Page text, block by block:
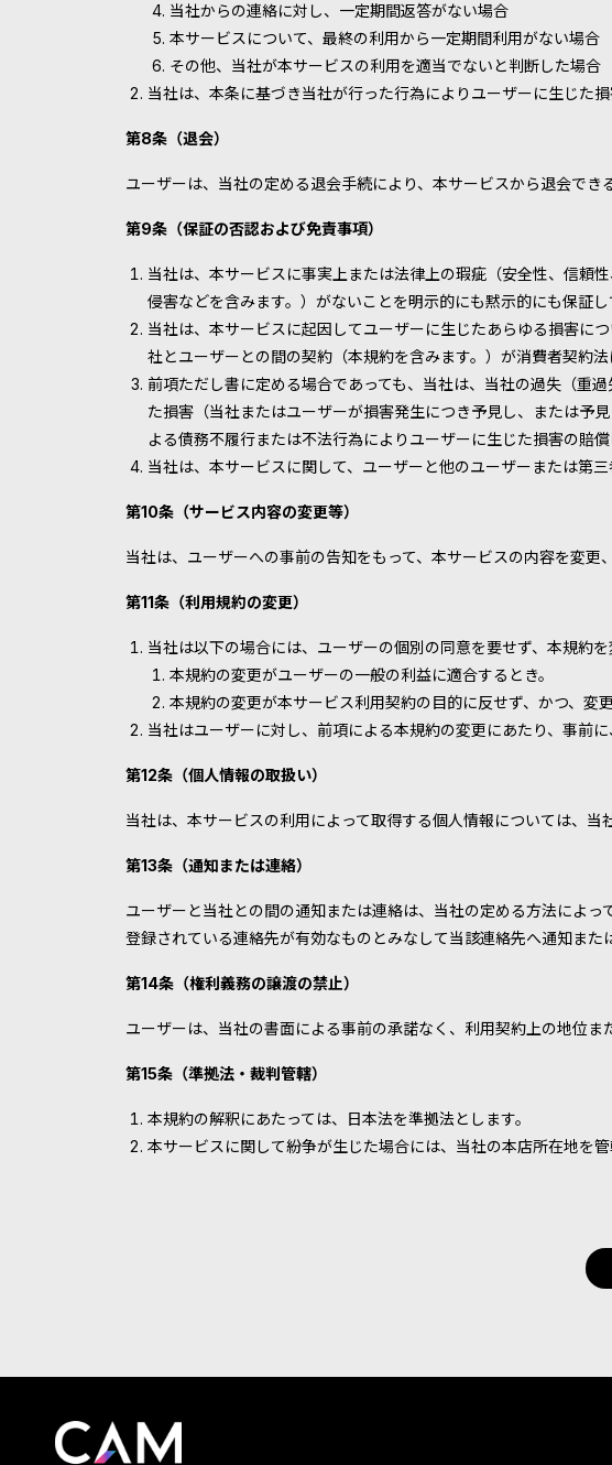
当社からの連絡に対し、一定期間返答がない場合
本サービスについて、最終の利用から一定期間利用がない場合
その他、当社が本サービスの利用を適当でないと判断した場合
当社は、本条に基づき当社が行った行為によりユーザーに生じた
第8条（退会）
ユーザーは、当社の定める退会手続により、本サービスから退会でき
第9条（保証の否認および免責事項）
当社は、本サービスに事実上または法律上の瑕疵（安全性、信頼
侵害などを含みます。）がないことを明示的にも黙示的にも保証し
当社は、本サービスに起因してユーザーに生じたあらゆる損害に
社とユーザーとの間の契約（本規約を含みます。）が消費者契約
前項ただし書に定める場合であっても、当社は、当社の過失（重
た損害（当社またはユーザーが損害発生につき予見し、または予
よる債務不履行または不法行為によりユーザーに生じた損害の賠
当社は、本サービスに関して、ユーザーと他のユーザーまたは第
第10条（サービス内容の変更等）
当社は、ユーザーへの事前の告知をもって、本サービスの内容を変更
第11条（利用規約の変更）
当社は以下の場合には、ユーザーの個別の同意を要せず、本規約を
本規約の変更がユーザーの一般の利益に適合するとき。
本規約の変更が本サービス利用契約の目的に反せず、かつ、変
当社はユーザーに対し、前項による本規約の変更にあたり、事前
第12条（個人情報の取扱い）
当社は、本サービスの利用によって取得する個人情報については、当
第13条（通知または連絡）
ユーザーと当社との間の通知または連絡は、当社の定める方法によ
登録されている連絡先が有効なものとみなして当該連絡先へ通知ま
第14条（権利義務の譲渡の禁止）
ユーザーは、当社の書面による事前の承諾なく、利用契約上の地位
第15条（準拠法・裁判管轄）
本規約の解釈にあたっては、日本法を準拠法とします。
本サービスに関して紛争が生じた場合には、当社の本店所在地を